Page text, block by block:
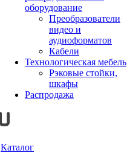
оборудование
Преобразователи
видео и
аудиоформатов
Кабели
Технологическая мебель
Рэковые стойки,
шкафы
Распродажа
Каталог